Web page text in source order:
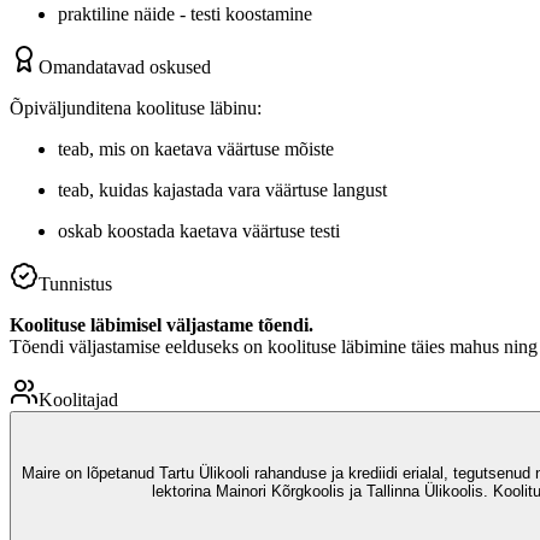
praktiline näide - testi koostamine
Omandatavad oskused
Õpiväljunditena koolituse läbinu:
teab, mis on kaetava väärtuse mõiste
teab, kuidas kajastada vara väärtuse langust
oskab koostada kaetava väärtuse testi
Tunnistus
Koolituse läbimisel väljastame tõendi.
Tõendi väljastamise eelduseks on koolituse läbimine täies mahus
Koolitajad
Maire on lõpetanud Tartu Ülikooli rahanduse ja krediidi erialal,
lektorina Mainori Kõrgkoolis ja Tallinna Ülikoolis.